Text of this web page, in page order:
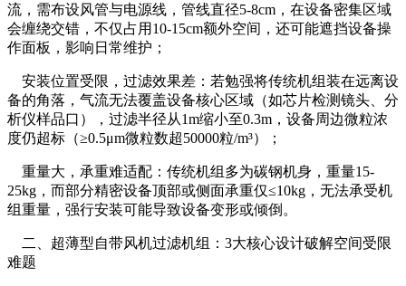
流，需布设风管与电源线，管线直径5-8cm，在设备密集区域
会缠绕交错，不仅占用10-15cm额外空间，还可能遮挡设备操
作面板，影响日常维护；
安装位置受限，过滤效果差：若勉强将传统机组装在远离设
备的角落，气流无法覆盖设备核心区域（如芯片检测镜头、分
析仪样品口），过滤半径从1m缩小至0.3m，设备周边微粒浓
度仍超标（≥0.5μm微粒数超50000粒/m³）；
重量大，承重难适配：传统机组多为碳钢机身，重量15-
25kg，而部分精密设备顶部或侧面承重仅≤10kg，无法承受机
组重量，强行安装可能导致设备变形或倾倒。
二、超薄型自带风机过滤机组：3大核心设计破解空间受限
难题